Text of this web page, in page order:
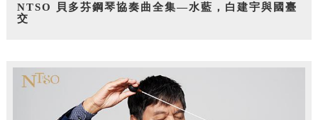
NTSO 貝多芬鋼琴協奏曲全集—水藍，白建宇與國臺
交